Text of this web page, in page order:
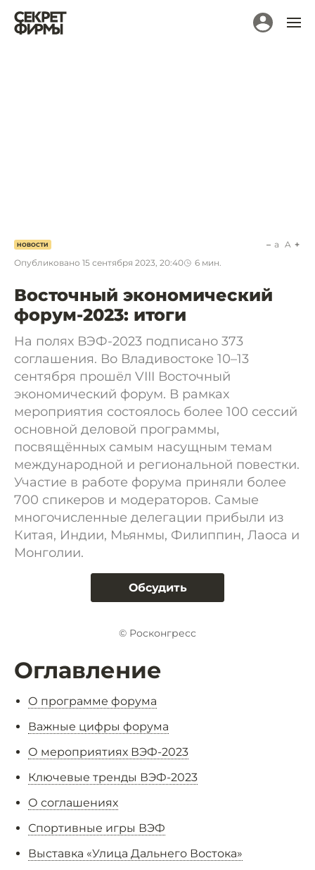
НОВОСТИ
Опубликовано 15 сентября 2023, 20:40 6 мин.
a A
Восточный экономический
форум-2023: итоги
На полях ВЭФ-2023 подписано 373
соглашения. Во Владивостоке 10–13
сентября прошёл VIII Восточный
экономический форум. В рамках
мероприятия состоялось более 100 сессий
основной деловой программы,
посвящённых самым насущным темам
международной и региональной повестки.
Участие в работе форума приняли более
700 спикеров и модераторов. Самые
многочисленные делегации прибыли из
Китая, Индии, Мьянмы, Филиппин, Лаоса и
Монголии.
Обсудить
© Росконгресс
Оглавление
О программе форума
Важные цифры форума
О мероприятиях ВЭФ-2023
Ключевые тренды ВЭФ-2023
О соглашениях
Спортивные игры ВЭФ
Выставка «Улица Дальнего Востока»